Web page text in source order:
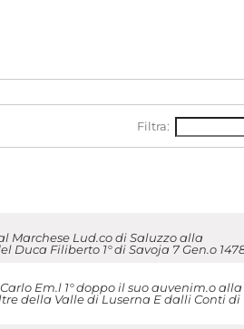
Filtra:
Marchese Lud.co di Saluzzo alla
Duca Filiberto 1° di Savoja 7 Gen.o
Em.l 1° doppo il suo auvenim.o alla
della Valle di Luserna E dalli Conti di